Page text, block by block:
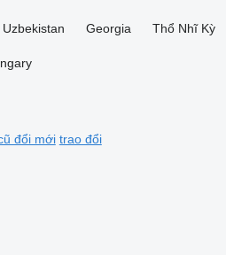
Uzbekistan Georgia Thổ Nhĩ Kỳ
đổi mới trao đổi